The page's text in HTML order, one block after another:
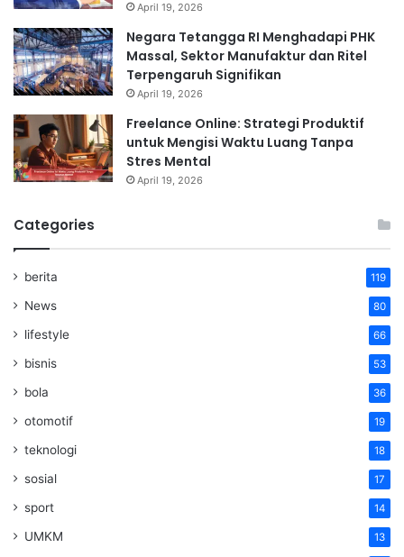
April 19, 2026
Negara Tetangga RI Menghadapi PHK
Massal, Sektor Manufaktur dan Ritel
Terpengaruh Signifikan
April 19, 2026
Freelance Online: Strategi Produktif
untuk Mengisi Waktu Luang Tanpa
Stres Mental
April 19, 2026
Categories
berita 119
News 80
lifestyle 66
bisnis 53
bola 36
otomotif 19
teknologi 18
sosial 17
sport 14
UMKM 13